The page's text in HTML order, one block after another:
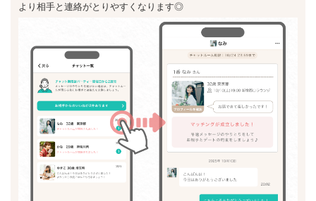
より相手と連絡がとりやすくなります◎